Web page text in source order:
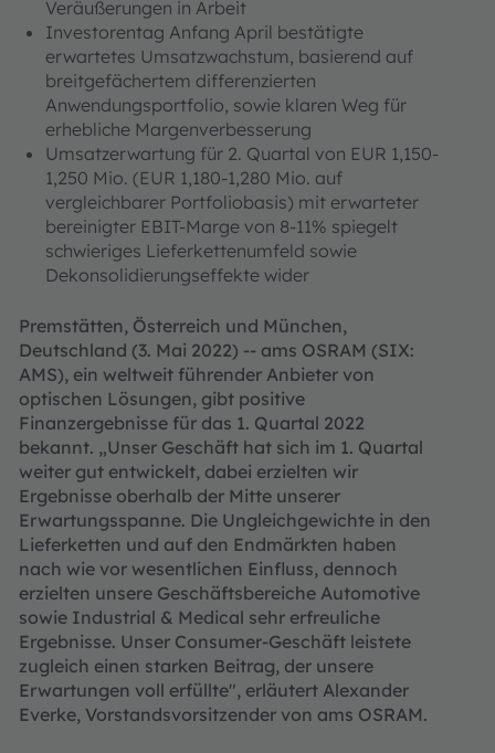
Veräußerungen in Arbeit
Investorentag Anfang April bestätigte
erwartetes Umsatzwachstum, basierend auf
breitgefächertem differenzierten
Anwendungsportfolio, sowie klaren Weg für
erhebliche Margenverbesserung
Umsatzerwartung für 2. Quartal von EUR 1,150-
1,250 Mio. (EUR 1,180-1,280 Mio. auf
vergleichbarer Portfoliobasis) mit erwarteter
bereinigter EBIT-Marge von 8-11% spiegelt
schwieriges Lieferkettenumfeld sowie
Dekonsolidierungseffekte wider
Premstätten, Österreich und München,
Deutschland (3. Mai 2022) -- ams OSRAM (SIX:
AMS), ein weltweit führender Anbieter von
optischen Lösungen, gibt positive
Finanzergebnisse für das 1. Quartal 2022
bekannt. „Unser Geschäft hat sich im 1. Quartal
weiter gut entwickelt, dabei erzielten wir
Ergebnisse oberhalb der Mitte unserer
Erwartungsspanne. Die Ungleichgewichte in den
Lieferketten und auf den Endmärkten haben
nach wie vor wesentlichen Einfluss, dennoch
erzielten unsere Geschäftsbereiche Automotive
sowie Industrial & Medical sehr erfreuliche
Ergebnisse. Unser Consumer-Geschäft leistete
zugleich einen starken Beitrag, der unsere
Erwartungen voll erfüllte", erläutert Alexander
Everke, Vorstandsvorsitzender von ams OSRAM.